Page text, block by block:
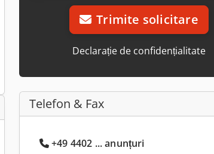
Trimite solicitare
Declarație de confidențialitate
Telefon & Fax
+49 4402 ... anunțuri